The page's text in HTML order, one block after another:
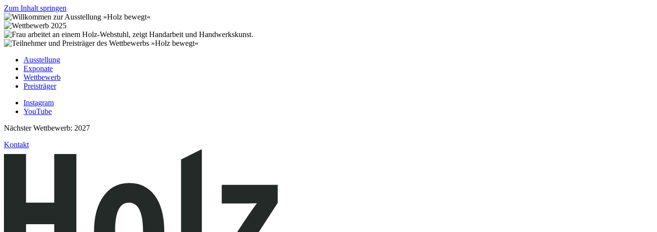
Zum Inhalt springen
Ausstellung
Exponate
Wettbewerb
Preisträger
Instagram
YouTube
Nächster Wettbewerb: 2027
Kontakt